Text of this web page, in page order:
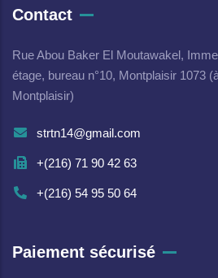
Contact
Rue Abou Baker El Moutawakel,
étage, bureau n°10, Montplaisir 1073
Montplaisir)
strtn14@gmail.com
+(216) 71 90 42 63
+(216) 54 95 50 64
Paiement sécurisé